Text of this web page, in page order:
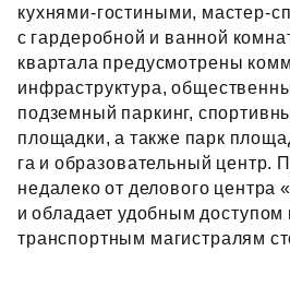
кухнями‑гостиными,
с гардеробной и ванной
квартала предусмотрены
инфраструктура,
подземный паркинг,
площадки, а также парк
га и образовательный центр.
недалеко от делового центра
и обладает удобным
транспортным магистралям